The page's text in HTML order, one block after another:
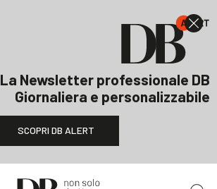
La Newsletter professionale DB
Giornaliera e personalizzabile
SCOPRI DB ALERT